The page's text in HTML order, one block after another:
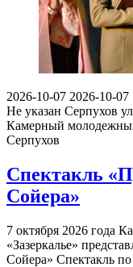
2026-10-07 2026-10-07
Не указан Серпухов
Камерный молодежный
Серпухов
Спектакль
Сойера»
7 октября 2026 года
«Зазеркалье»
Сойера» Спектакль